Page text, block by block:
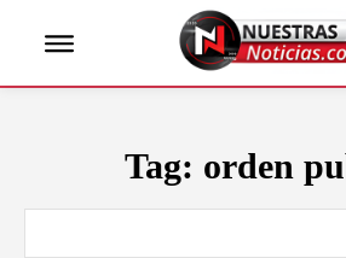
Tag: orden